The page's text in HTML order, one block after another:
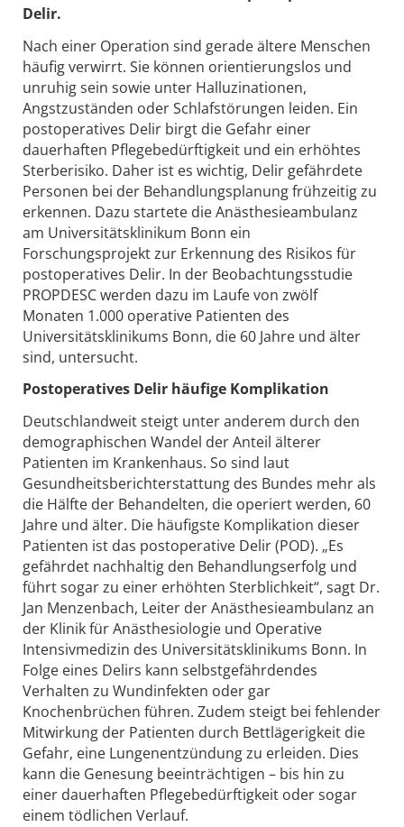
Delir.
Nach einer Operation sind gerade ältere Menschen
häufig verwirrt. Sie können orientierungslos und
unruhig sein sowie unter Halluzinationen,
Angstzuständen oder Schlafstörungen leiden. Ein
postoperatives Delir birgt die Gefahr einer
dauerhaften Pflegebedürftigkeit und ein erhöhtes
Sterberisiko. Daher ist es wichtig, Delir gefährdete
Personen bei der Behandlungsplanung frühzeitig zu
erkennen. Dazu startete die Anästhesieambulanz
am Universitätsklinikum Bonn ein
Forschungsprojekt zur Erkennung des Risikos für
postoperatives Delir. In der Beobachtungsstudie
PROPDESC werden dazu im Laufe von zwölf
Monaten 1.000 operative Patienten des
Universitätsklinikums Bonn, die 60 Jahre und älter
sind, untersucht.
Postoperatives Delir häufige Komplikation
Deutschlandweit steigt unter anderem durch den
demographischen Wandel der Anteil älterer
Patienten im Krankenhaus. So sind laut
Gesundheitsberichterstattung des Bundes mehr als
die Hälfte der Behandelten, die operiert werden, 60
Jahre und älter. Die häufigste Komplikation dieser
Patienten ist das postoperative Delir (POD). „Es
gefährdet nachhaltig den Behandlungserfolg und
führt sogar zu einer erhöhten Sterblichkeit“, sagt Dr.
Jan Menzenbach, Leiter der Anästhesieambulanz an
der Klinik für Anästhesiologie und Operative
Intensivmedizin des Universitätsklinikums Bonn. In
Folge eines Delirs kann selbstgefährdendes
Verhalten zu Wundinfekten oder gar
Knochenbrüchen führen. Zudem steigt bei fehlender
Mitwirkung der Patienten durch Bettlägerigkeit die
Gefahr, eine Lungenentzündung zu erleiden. Dies
kann die Genesung beeinträchtigen – bis hin zu
einer dauerhaften Pflegebedürftigkeit oder sogar
einem tödlichen Verlauf.